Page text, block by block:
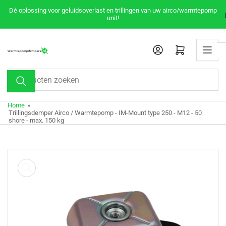
Meteen
de
Dé oplossing voor geluidsoverlast en trillingen van uw airco/warmtepomp
unit!
Producten
zoeken
Mini-winkelwagen openen
Home »
Trillingsdemper Airco / Warmtepomp - IM-Mount type 250 - M12 - 50
shore - max. 150 kg
naar